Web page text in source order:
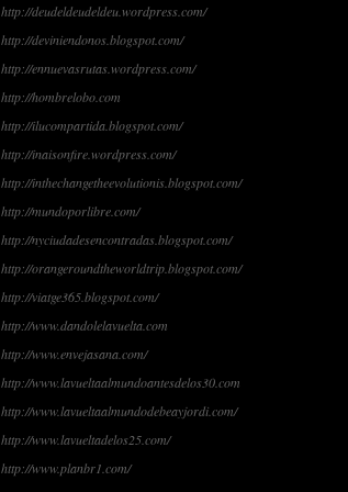
http://deudeldeudeldeu.wordpress.com/
http://deviniendonos.blogspot.com/
http://ennuevasrutas.wordpress.com/
http://hombrelobo.com
http://ilucompartida.blogspot.com/
http://inaisonfire.wordpress.com/
http://inthechangetheevolutionis.blogspot.com/
http://mundoporlibre.com/
http://nyciudadesencontradas.blogspot.com/
http://orangeroundtheworldtrip.blogspot.com/
http://viatge365.blogspot.com/
http://www.dandolelavuelta.com
http://www.envejasana.com/
http://www.lavueltaalmundoantesdelos30.com
http://www.lavueltaalmundodebeayjordi.com/
http://www.lavueltadelos25.com/
http://www.planbr1.com/